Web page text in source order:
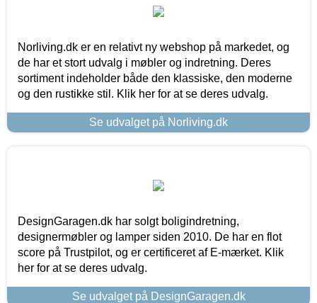
Norliving.dk er en relativt ny webshop på markedet, og
de har et stort udvalg i møbler og indretning. Deres
sortiment indeholder både den klassiske, den moderne
og den rustikke stil. Klik her for at se deres udvalg.
Se udvalget på Norliving.dk
DesignGaragen.dk har solgt boligindretning,
designermøbler og lamper siden 2010. De har en flot
score på Trustpilot, og er certificeret af E-mærket. Klik
her for at se deres udvalg.
Se udvalget på DesignGaragen.dk